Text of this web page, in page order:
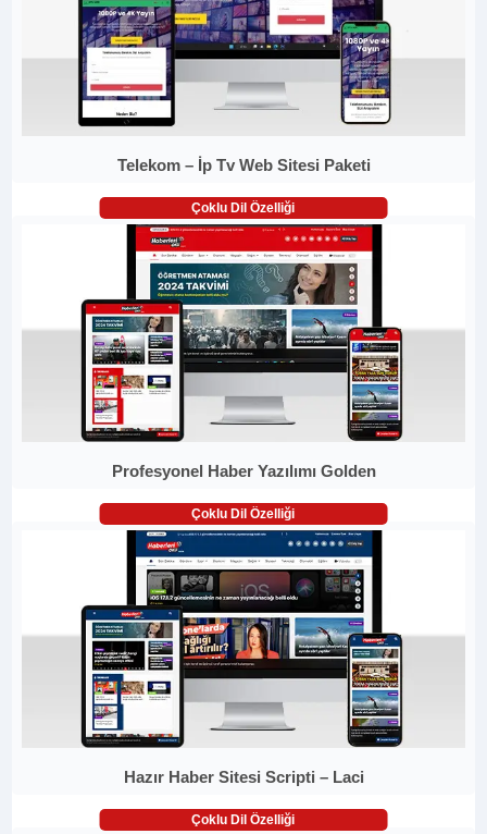
Telekom – İp Tv Web Sitesi Paketi
Çoklu Dil Özelliği
Profesyonel Haber Yazılımı Golden
Çoklu Dil Özelliği
Hazır Haber Sitesi Scripti – Laci
Çoklu Dil Özelliği